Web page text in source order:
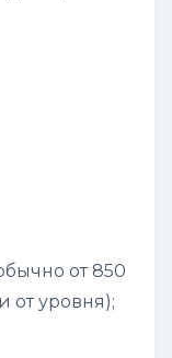
от 850
от уровня);